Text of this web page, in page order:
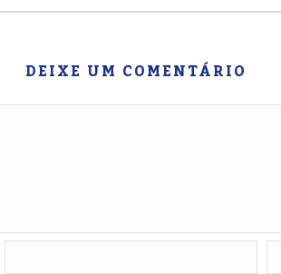
DEIXE UM COMENTÁRIO